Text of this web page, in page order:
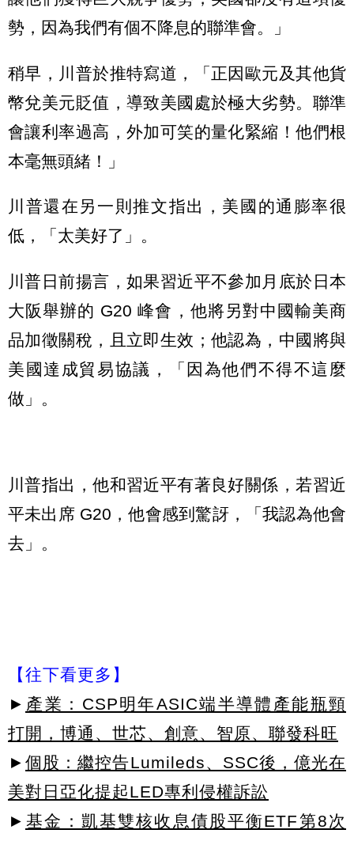
勢，因為我們有個不降息的聯準會。」
稍早，川普於推特寫道，「正因歐元及其他貨
幣兌美元貶值，導致美國處於極大劣勢。聯準
會讓利率過高，外加可笑的量化緊縮！他們根
本毫無頭緒！」
川普還在另一則推文指出，美國的通膨率很
低，「太美好了」。
川普日前揚言，如果習近平不參加月底於日本
大阪舉辦的 G20 峰會，他將另對中國輸美商
品加徵關稅，且立即生效；他認為，中國將與
美國達成貿易協議，「因為他們不得不這麼
做」。
川普指出，他和習近平有著良好關係，若習近
平未出席 G20，他會感到驚訝，「我認為他會
去」。
【往下看更多】
► 產業：CSP明年ASIC端半導體產能瓶頸
打開，博通、世芯、創意、智原、聯發科旺
► 個股：繼控告Lumileds、SSC後，億光在
美對日亞化提起LED專利侵權訴訟
► 基金：凱基雙核收息債股平衡ETF第8次